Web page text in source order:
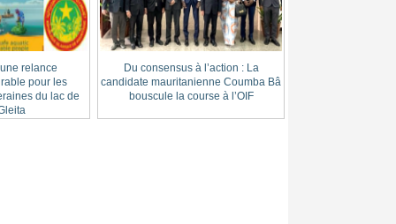
Du consensus à l’action : La
candidate mauritanienne Coumba Bâ
bouscule la course à l’OIF
relance
pour les
du lac de